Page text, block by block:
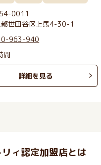
0011
都世田谷区上馬4-30-1
963-940
間
詳細を見る
ィ認定加盟店とは